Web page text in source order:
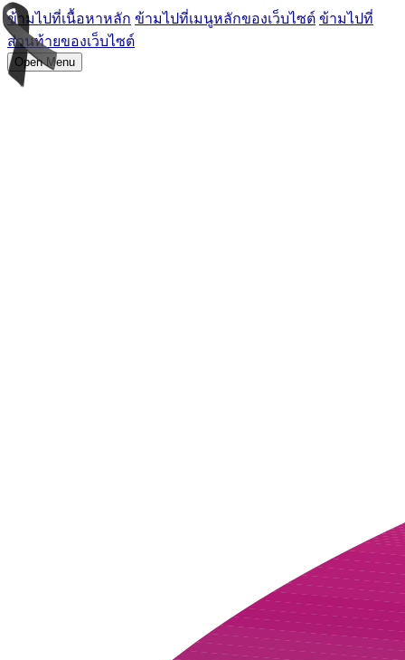
ข้ามไปที่เนื้อหาหลัก ข้ามไปที่เมนูหลักของเว็บไซต์ ข้ามไปที่
ส่วนท้ายของเว็บไซต์
Open Menu